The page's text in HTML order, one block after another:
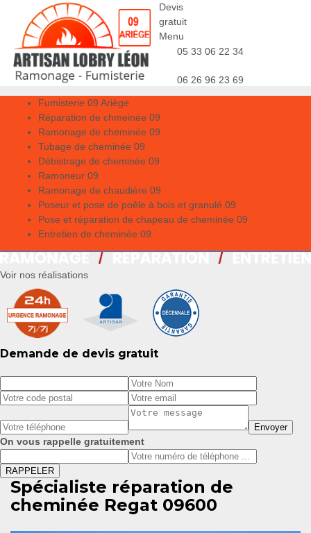
Devis
gratuit
Menu
05 33 06 22 34
06 26 96 23 69
Fumisterie 09 Ariège
Réparation de chmeinée 09
Ramonage de cheminée 09
Tubage de cheminée 09
Débistrage de cheminée 09
Ramoneur 09
Ramonage de chaudière 09
Poseur et pose de poêle à bois et granulé 09
Pose et réparation de chapeau de cheminée 09
Entretien de cheminée 09
Voir nos réalisations
Demande de devis gratuit
On vous rappelle gratuitement
Spécialiste réparation de
cheminée Regat 09600